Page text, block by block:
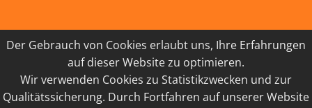
Der Gebrauch von Cookies erlaubt uns, Ihre Erfahrungen
auf dieser Website zu optimieren.
Wir verwenden Cookies zu Statistikzwecken und zur
Qualitätssicherung. Durch Fortfahren auf unserer Website
© 2026 GEISTreich - Diözese Innsbruck
IMPRESSUM
LINKSAMMLUNG